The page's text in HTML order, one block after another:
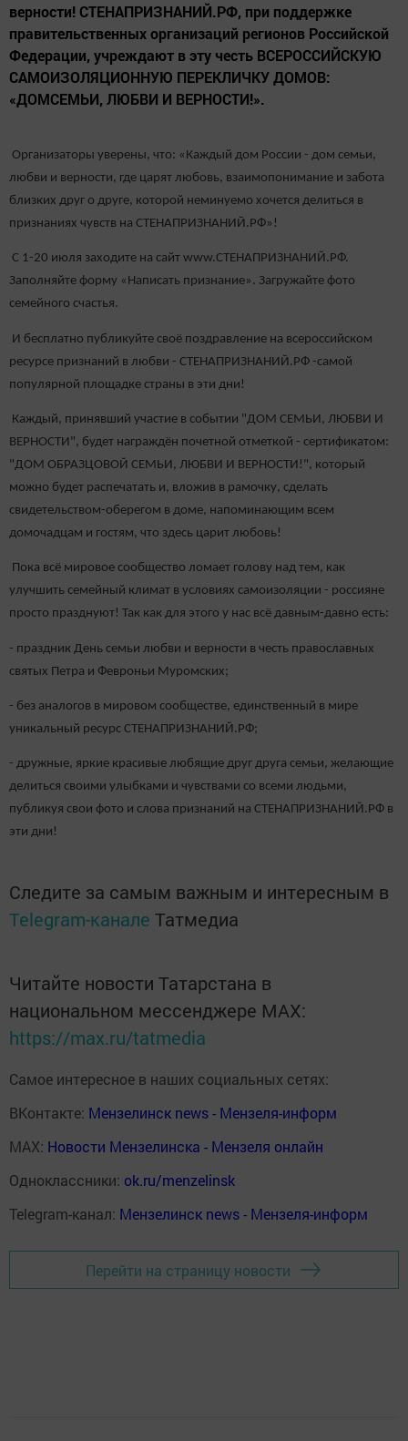
верности! СТЕНАПРИЗНАНИЙ.РФ, при поддержке
правительственных организаций регионов Российской
Федерации, учреждают в эту честь ВСЕРОССИЙСКУЮ
САМОИЗОЛЯЦИОННУЮ ПЕРЕКЛИЧКУ ДОМОВ:
«ДОМСЕМЬИ, ЛЮБВИ И ВЕРНОСТИ!».
Организаторы уверены, что: «Каждый дом России - дом семьи,
любви и верности, где царят любовь, взаимопонимание и забота
близких друг о друге, которой неминуемо хочется делиться в
признаниях чувств на СТЕНАПРИЗНАНИЙ.РФ»!
С 1-20 июля заходите на сайт www.СТЕНАПРИЗНАНИЙ.РФ.
Заполняйте форму «Написать признание». Загружайте фото
семейного счастья.
И бесплатно публикуйте своё поздравление на всероссийском
ресурсе признаний в любви - СТЕНАПРИЗНАНИЙ.РФ -самой
популярной площадке страны в эти дни!
Каждый, принявший участие в событии "ДОМ СЕМЬИ, ЛЮБВИ И
ВЕРНОСТИ", будет награждён почетной отметкой - сертификатом:
"ДОМ ОБРАЗЦОВОЙ СЕМЬИ, ЛЮБВИ И ВЕРНОСТИ!", который
можно будет распечатать и, вложив в рамочку, сделать
свидетельством-оберегом в доме, напоминающим всем
домочадцам и гостям, что здесь царит любовь!
Пока всё мировое сообщество ломает голову над тем, как
улучшить семейный климат в условиях самоизоляции - россияне
просто празднуют! Так как для этого у нас всё давным-давно есть:
- праздник День семьи любви и верности в честь православных
святых Петра и Февроньи Муромских;
- без аналогов в мировом сообществе, единственный в мире
уникальный ресурс СТЕНАПРИЗНАНИЙ.РФ;
- дружные, яркие красивые любящие друг друга семьи, желающие
делиться своими улыбками и чувствами со всеми людьми,
публикуя свои фото и слова признаний на СТЕНАПРИЗНАНИЙ.РФ в
эти дни!
Следите за самым важным и интересным в
Telegram-канале Татмедиа
Читайте новости Татарстана в
национальном мессенджере MАХ:
https://max.ru/tatmedia
Самое интересное в наших социальных сетях:
ВКонтакте: Мензелинск news - Мензеля-информ
MAX: Новости Мензелинска - Мензеля онлайн
Одноклассники: ok.ru/menzelinsk
Telegram-канал: Мензелинск news - Мензеля-информ
Перейти на страницу новости